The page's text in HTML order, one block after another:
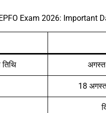
Exam 2026: Important
18